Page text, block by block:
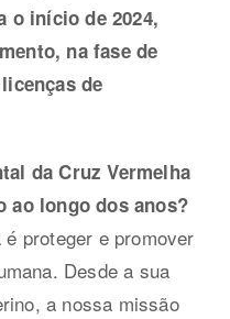
o início de 2024,
na fase de
de
da Cruz Vermelha
ao longo dos anos?
proteger e promover
Desde a sua
a nossa missão